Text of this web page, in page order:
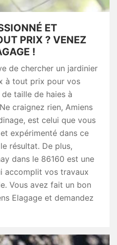
ET
PRIX ? VENEZ
!
de chercher un jardinier
à tout prix pour vos
taille de haies à
craignez rien, Amiens
est celui que vous
expérimenté dans ce
résultat. De plus,
dans le 86160 est une
accomplit vos travaux
Vous avez fait un bon
Elagage et demandez